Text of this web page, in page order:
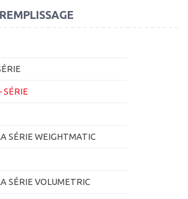
SÉRIE
SÉRIE WEIGHTMATIC
SÉRIE VOLUMETRIC